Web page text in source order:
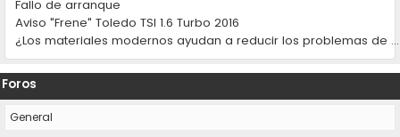
Fallo de arranque
Aviso "Frene" Toledo TSI 1.6 Turbo 2016
¿Los materiales modernos ayudan a reducir los problemas de desgaste en los coches?
Foros
General